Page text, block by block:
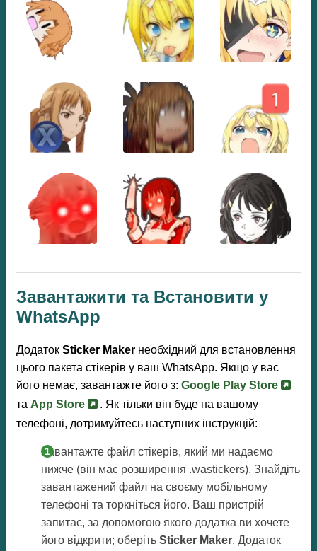
Завантажити та Встановити у
WhatsApp
Додаток Sticker Maker необхідний для встановлення
цього пакета стікерів у ваш WhatsApp. Якщо у вас
його немає, завантажте його з: Google Play Store
та App Store
. Як тільки він буде на вашому
телефоні, дотримуйтесь наступних інструкцій:
Завантажте файл стікерів, який ми надаємо
нижче (він має розширення .wastickers). Знайдіть
завантажений файл на своєму мобільному
телефоні та торкніться його. Ваш пристрій
запитає, за допомогою якого додатка ви хочете
його відкрити; оберіть Sticker Maker. Додаток